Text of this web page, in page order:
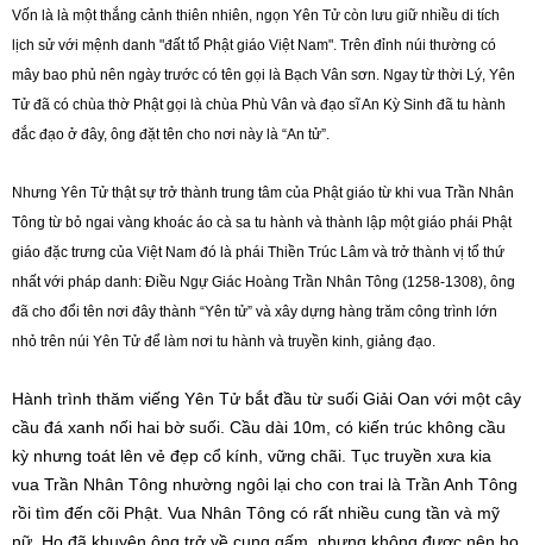
Vốn là là một thắng cảnh thiên nhiên, ngọn Yên Tử còn lưu giữ nhiều di tích
lịch sử với mệnh danh "đất tổ Phật giáo Việt Nam". Trên đỉnh núi thường có
mây bao phủ nên ngày trước có tên gọi là Bạch Vân sơn. Ngay từ thời Lý, Yên
Tử đã có chùa thờ Phật gọi là chùa Phù Vân và đạo sĩ An Kỳ Sinh đã tu hành
đắc đạo ở đây, ông đặt tên cho nơi này là “An tử”.
Nhưng Yên Tử thật sự trở thành trung tâm của Phật giáo từ khi vua Trần Nhân
Tông từ bỏ ngai vàng khoác áo cà sa tu hành và thành lập một giáo phái Phật
giáo đặc trưng của Việt Nam đó là phái Thiền Trúc Lâm và trở thành vị tổ thứ
nhất với pháp danh: Điều Ngự Giác Hoàng Trần Nhân Tông (1258-1308), ông
đã cho đổi tên nơi đây thành “Yên tử” và xây dựng hàng trăm công trình lớn
nhỏ trên núi Yên Tử để làm nơi tu hành và truyền kinh, giảng đạo.
Hành trình thăm viếng Yên Tử bắt đầu từ suối Giải Oan với một cây
cầu đá xanh nối hai bờ suối. Cầu dài 10m, có kiến trúc không cầu
kỳ nhưng toát lên vẻ đẹp cổ kính, vững chãi. Tục truyền xưa kia
vua Trần Nhân Tông nhường ngôi lại cho con trai là Trần Anh Tông
rồi tìm đến cõi Phật. Vua Nhân Tông có rất nhiều cung tần và mỹ